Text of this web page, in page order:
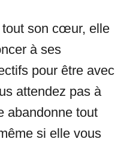
tout son cœur, elle
à ses
pour être avec
attendez pas à
abandonne tout
si elle vous